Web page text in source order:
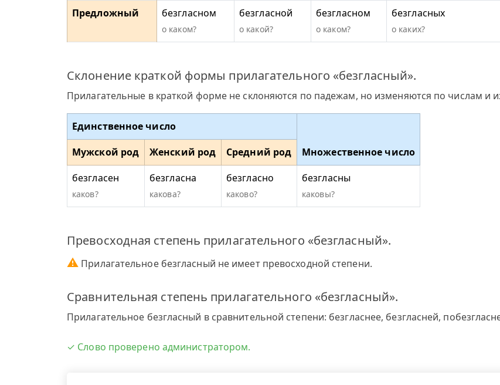
Предложный безгласном
о каком?
безгласной
о какой?
безгласном
о каком?
безгласных
о каких?
Склонение краткой формы прилагательного «безгласный».
Прилагательные в краткой форме не склоняются по падежам, но изменяются по числам и
Единственное число
Множественное число
Мужской род Женский род
Средний род
безгласен
каков?
безгласна
какова?
безгласно
каково?
безгласны
каковы?
Превосходная степень прилагательного «безгласный».
⚠ Прилагательное безгласный не имеет превосходной степени.
Сравнительная степень прилагательного «безгласный».
Прилагательное безгласный в сравнительной степени: безгласнее, безгласней,
✓ Слово проверено администратором.